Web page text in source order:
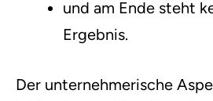
und am Ende steht
Ergebnis.
Der unternehmerische